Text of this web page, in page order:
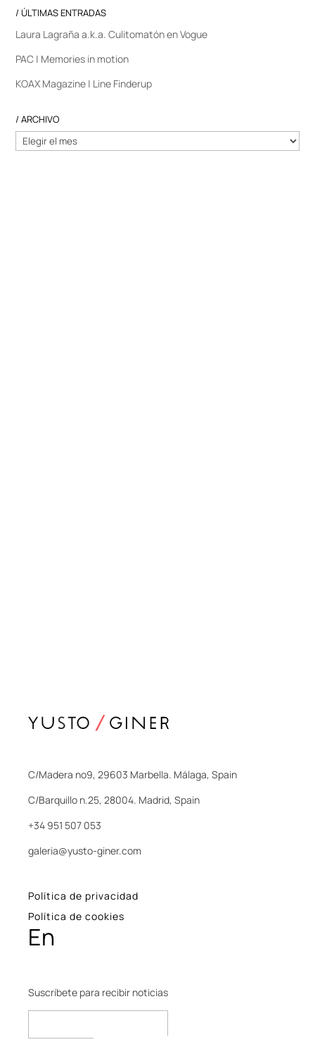
/ ÚLTIMAS ENTRADAS
Laura Lagraña a.k.a. Culitomatón en Vogue
PAC | Memories in motion
KOAX Magazine | Line Finderup
/ ARCHIVO
C/Madera nº9, 29603 Marbella. Málaga, Spain
C/Barquillo n.25, 28004. Madrid, Spain
+34 951 507 053
galeria@yusto-giner.com
Política de privacidad
Política de cookies
En
Suscríbete para recibir noticias